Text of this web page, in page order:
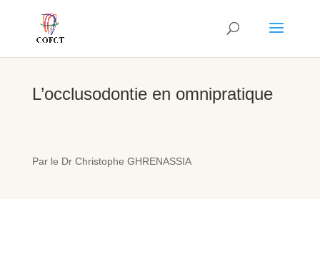
L’occlusodontie en omnipratique
Par le Dr Christophe GHRENASSIA